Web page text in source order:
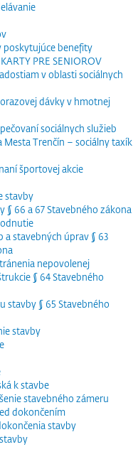
poskytujúce benefity
PRE SENIOROV
v oblasti sociálnych
dávky v hmotnej
sociálnych služieb
Mesta Trenčín – sociálny taxík
športovej akcie
stavby
§ 66 a 67 Stavebného zákona
a stavebných úprav § 63
nepovolenej
§ 64 Stavebného
stavby § 65 Stavebného
stavby
k stavbe
stavebného zámeru
dokončením
stavby